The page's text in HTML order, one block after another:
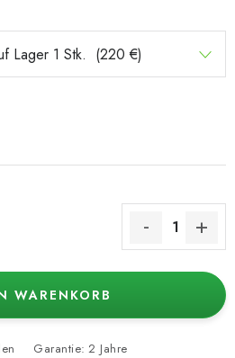
WARENKORB
Garantie: 2 Jahre